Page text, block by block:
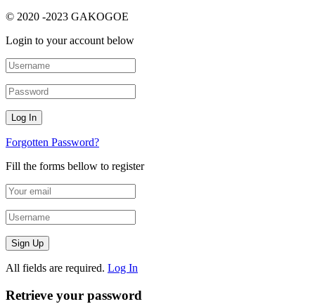
© 2020 -2023 GAKOGOE
Login to your account below
Forgotten Password?
Fill the forms bellow to register
All fields are required. Log In
Retrieve your password